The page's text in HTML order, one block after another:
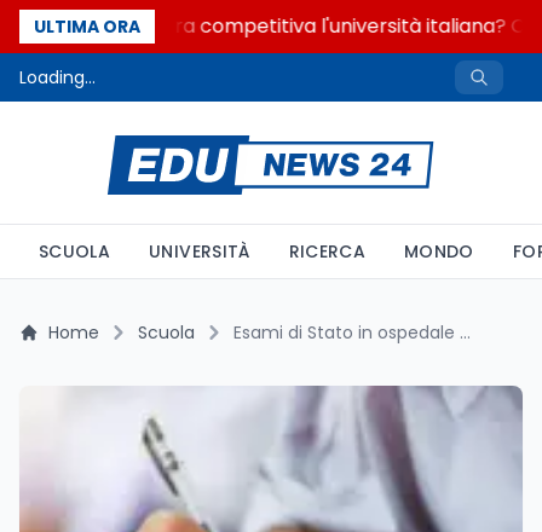
ULTIMA ORA
Quanto è ancora competitiva l'università italiana?
Loading...
SCUOLA UNIVERSITÀ RICERCA MONDO
Home Scuola Esami di Stato in ospedale e a domicilio: chiarimenti USR Piemonte